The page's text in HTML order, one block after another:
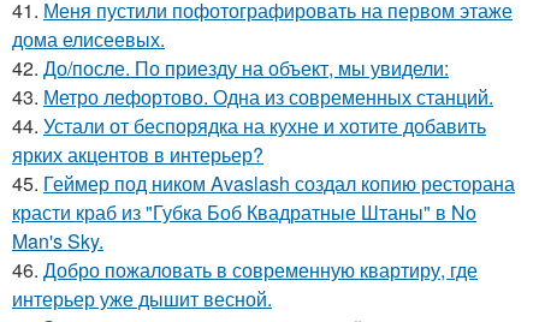
41. Меня пустили пофотографировать на первом этаже
дома елисеевых.
42. До/после. По приезду на объект, мы увидели:
43. Метро лефортово. Одна из современных станций.
44. Устали от беспорядка на кухне и хотите добавить
ярких акцентов в интерьер?
45. Геймер под ником Avaslash создал копию ресторана
красти краб из "Губка Боб Квадратные Штаны" в No
Man's Sky.
46. Добро пожаловать в современную квартиру, где
интерьер уже дышит весной.